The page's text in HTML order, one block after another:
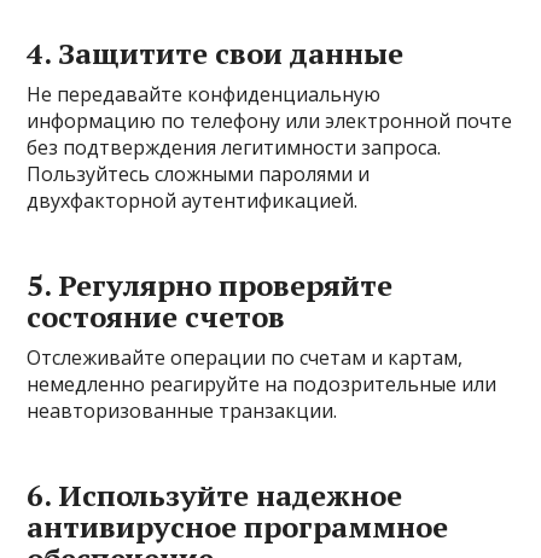
4. Защитите свои данные
Не передавайте конфиденциальную
информацию по телефону или электронной почте
без подтверждения легитимности запроса.
Пользуйтесь сложными паролями и
двухфакторной аутентификацией.
5. Регулярно проверяйте
состояние счетов
Отслеживайте операции по счетам и картам,
немедленно реагируйте на подозрительные или
неавторизованные транзакции.
6. Используйте надежное
антивирусное программное